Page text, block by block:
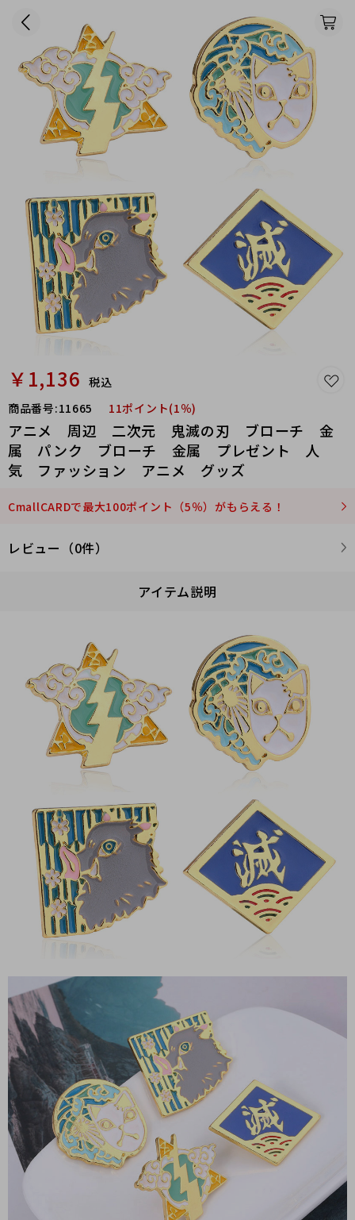
￥1,136 税込
商品番号:11665 11ポイント(1％)
アニメ 周辺 二次元 鬼滅の刃 ブローチ 金
属 パンク ブローチ 金属 プレゼント 人
気 ファッション アニメ グッズ
CmallCARDで最大100ポイント（5％）がもらえる！
レビュー（0件）
アイテム説明